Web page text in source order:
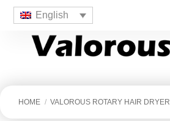
English
HOME / VALOROUS ROTARY HAIR DRYER